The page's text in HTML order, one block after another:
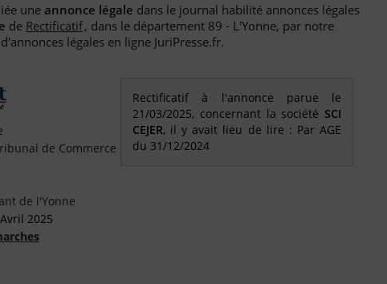
une annonce légale dans le journal habilité annonces légales
de Rectificatif, dans le département 89 - L'Yonne, par notre
légales en ligne JuriPresse.fr.
de Commerce
de l'Yonne
2025
Rectificatif à l'annonce parue le
21/03/2025, concernant la société SCI
CEJER, il y avait lieu de lire : Par AGE
du 31/12/2024